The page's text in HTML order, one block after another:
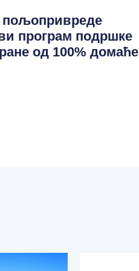
пољопривреде
програм подршке
од 100% домаће